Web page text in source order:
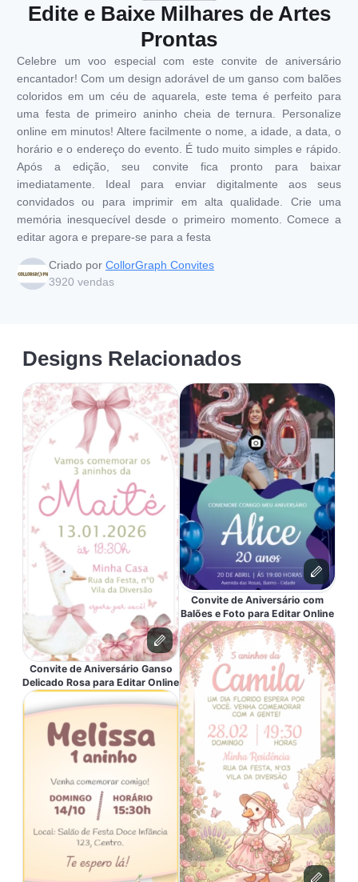
Edite e Baixe Milhares de Artes
Prontas
Celebre um voo especial com este convite de aniversário
encantador! Com um design adorável de um ganso com balões
coloridos em um céu de aquarela, este tema é perfeito para
uma festa de primeiro aninho cheia de ternura. Personalize
online em minutos! Altere facilmente o nome, a idade, a data, o
horário e o endereço do evento. É tudo muito simples e rápido.
Após a edição, seu convite fica pronto para baixar
imediatamente. Ideal para enviar digitalmente aos seus
convidados ou para imprimir em alta qualidade. Crie uma
memória inesquecível desde o primeiro momento. Comece a
editar agora e prepare-se para a festa
Criado por CollorGraph Convites
3920 vendas
Designs Relacionados
Convite de Aniversário Ganso
Delicado Rosa para Editar Online
Convite de Aniversário com
Balões e Foto para Editar Online